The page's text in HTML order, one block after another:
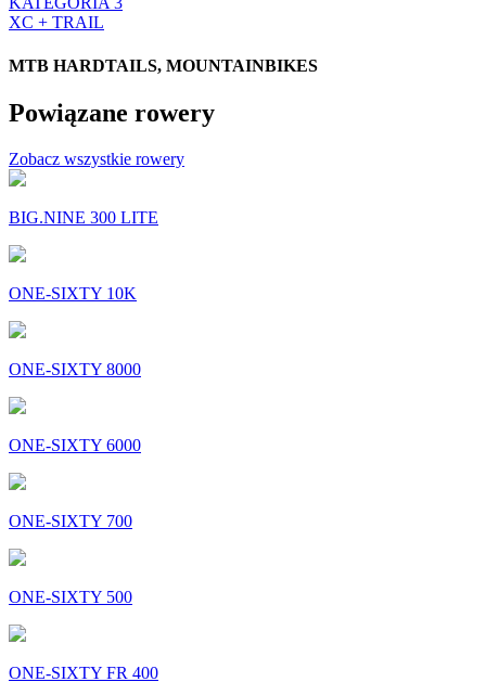
XC + TRAIL
MTB HARDTAILS, MOUNTAINBIKES
Powiązane rowery
Zobacz wszystkie rowery
BIG.NINE 300 LITE
ONE-SIXTY 10K
ONE-SIXTY 8000
ONE-SIXTY 6000
ONE-SIXTY 700
ONE-SIXTY 500
ONE-SIXTY FR 400